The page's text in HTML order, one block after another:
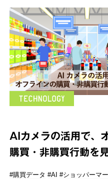
AIカメラの活用で、
購買・非購買行動を
#購買データ #AI #ショッパーマ